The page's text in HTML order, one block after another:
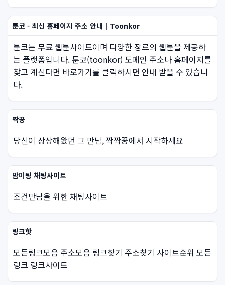
툰코 - 최신 홈페이지 주소 안내｜Toonkor
툰코는 무료 웹툰사이트이며 다양한 장르의 웹툰을 제공하
는 플랫폼입니다. 툰코(toonkor) 도메인 주소나 홈페이지를
찾고 계신다면 바로가기를 클릭하시면 안내 받을 수 있습니
다.
짝꿍
당신이 상상해왔던 그 만남, 짝짝꿍에서 시작하세요
밤미팅 채팅사이트
조건만남을 위한 채팅사이트
링크핫
모든링크모음 주소모음 링크찾기 주소찾기 사이트순위 모든
링크 링크사이트